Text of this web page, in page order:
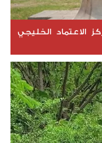
الاعتماد الخليجي